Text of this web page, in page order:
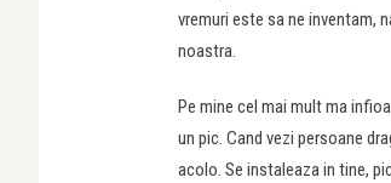
vremuri este sa ne inventam,
noastra.
Pe mine cel mai mult ma
un pic. Cand vezi persoane
acolo. Se instaleaza in tine,